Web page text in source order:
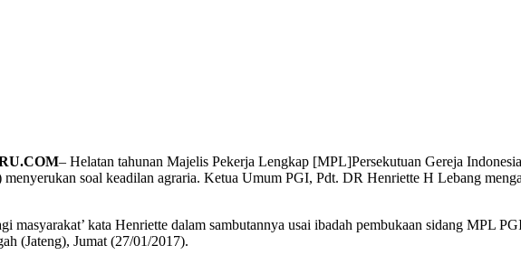
– Helatan tahunan Majelis Pekerja Lengkap [MPL]Persekutuan Gereja
soal keadilan agraria. Ketua Umum PGI, Pdt. DR Henriette H Lebang
masyarakat’ kata Henriette dalam sambutannya usai ibadah pembukaan sidang MPL
(Jateng), Jumat (27/01/2017).